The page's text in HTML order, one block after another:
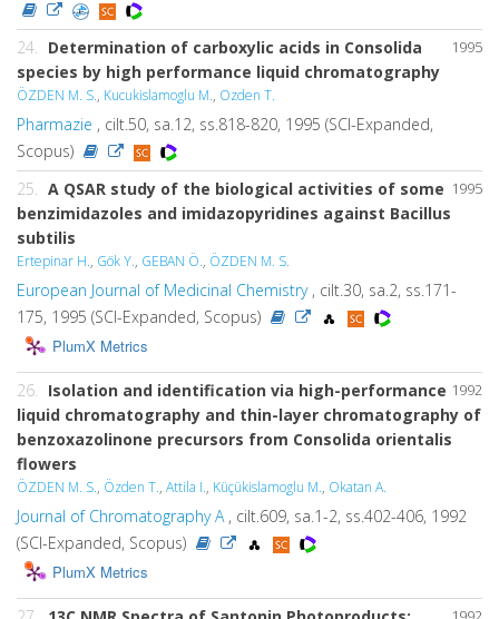
1995
24. Determination of carboxylic acids in Consolida
species by high performance liquid chromatography
ÖZDEN M. S., Kucukislamoglu M., Ozden T.
Pharmazie , cilt.50, sa.12, ss.818-820, 1995 (SCI-Expanded,
Scopus)
1995
25. A QSAR study of the biological activities of some
benzimidazoles and imidazopyridines against Bacillus
subtilis
Ertepinar H., Gök Y., GEBAN Ö., ÖZDEN M. S.
European Journal of Medicinal Chemistry, cilt.30, sa.2, ss.171-
175, 1995 (SCI-Expanded, Scopus)
PlumX Metrics
1992
26. Isolation and identification via high-performance
liquid chromatography and thin-layer chromatography of
benzoxazolinone precursors from Consolida orientalis
flowers
ÖZDEN M. S., Özden T., Attila I., Küçükislamoglu M., Okatan A.
Journal of Chromatography A, cilt.609, sa.1-2, ss.402-406, 1992
(SCI-Expanded, Scopus)
PlumX Metrics